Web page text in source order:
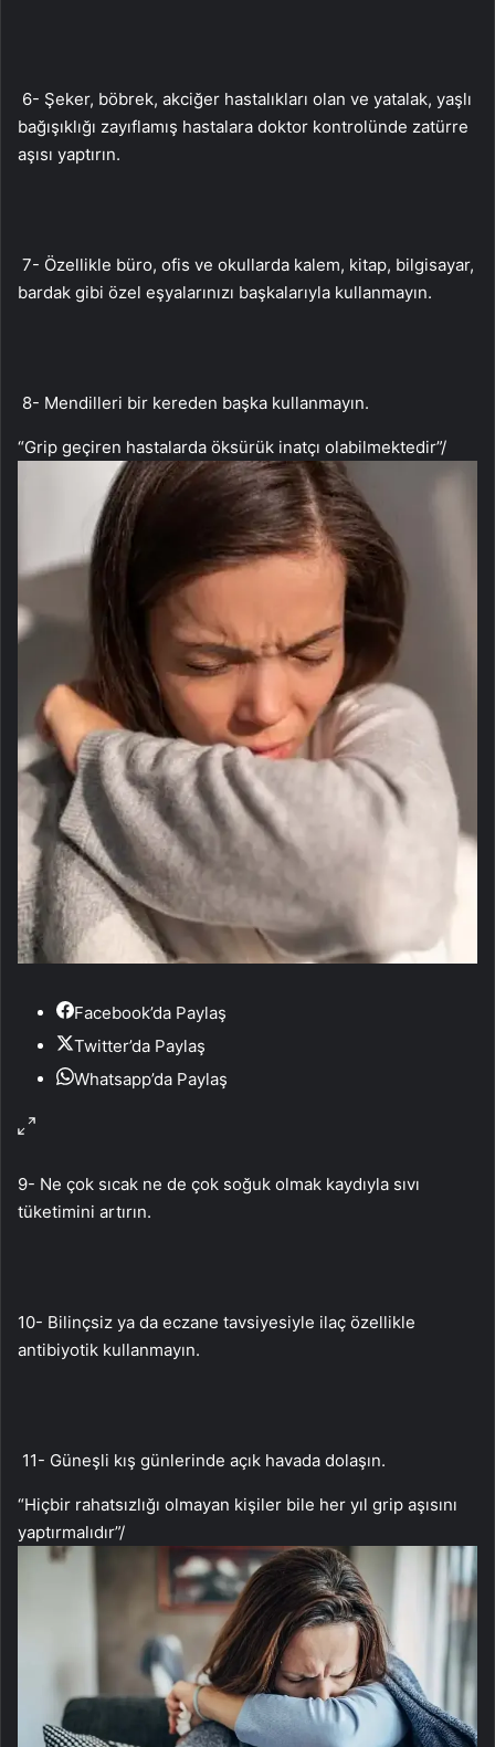
6- Şeker, böbrek, akciğer hastalıkları olan ve yatalak, yaşlı
bağışıklığı zayıflamış hastalara doktor kontrolünde zatürre
aşısı yaptırın.
7- Özellikle büro, ofis ve okullarda kalem, kitap, bilgisayar,
bardak gibi özel eşyalarınızı başkalarıyla kullanmayın.
8- Mendilleri bir kereden başka kullanmayın.
“Grip geçiren hastalarda öksürük inatçı olabilmektedir”/
Facebook’da Paylaş
Twitter’da Paylaş
Whatsapp’da Paylaş
9- Ne çok sıcak ne de çok soğuk olmak kaydıyla sıvı
tüketimini artırın.
10- Bilinçsiz ya da eczane tavsiyesiyle ilaç özellikle
antibiyotik kullanmayın.
11- Güneşli kış günlerinde açık havada dolaşın.
“Hiçbir rahatsızlığı olmayan kişiler bile her yıl grip aşısını
yaptırmalıdır”/